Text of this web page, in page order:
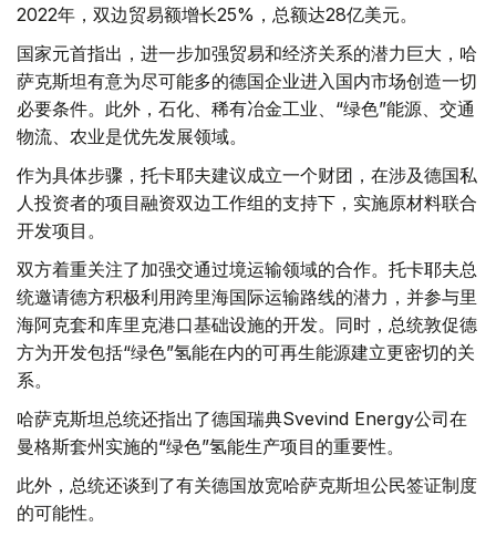
2022年，双边贸易额增长25%，总额达28亿美元。
国家元首指出，进一步加强贸易和经济关系的潜力巨大，哈
萨克斯坦有意为尽可能多的德国企业进入国内市场创造一切
必要条件。此外，石化、稀有冶金工业、“绿色”能源、交通
物流、农业是优先发展领域。
作为具体步骤，托卡耶夫建议成立一个财团，在涉及德国私
人投资者的项目融资双边工作组的支持下，实施原材料联合
开发项目。
双方着重关注了加强交通过境运输领域的合作。托卡耶夫总
统邀请德方积极利用跨里海国际运输路线的潜力，并参与里
海阿克套和库里克港口基础设施的开发。同时，总统敦促德
方为开发包括“绿色”氢能在内的可再生能源建立更密切的关
系。
哈萨克斯坦总统还指出了德国瑞典Svevind Energy公司在
曼格斯套州实施的“绿色”氢能生产项目的重要性。
此外，总统还谈到了有关德国放宽哈萨克斯坦公民签证制度
的可能性。